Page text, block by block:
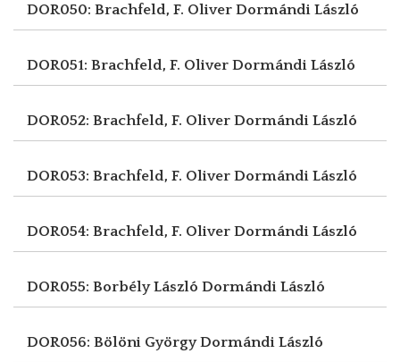
DOR050: Brachfeld, F. Oliver Dormándi László
DOR051: Brachfeld, F. Oliver Dormándi László
DOR052: Brachfeld, F. Oliver Dormándi László
DOR053: Brachfeld, F. Oliver Dormándi László
DOR054: Brachfeld, F. Oliver Dormándi László
DOR055: Borbély László Dormándi László
DOR056: Bölöni GyörgyDormándi László